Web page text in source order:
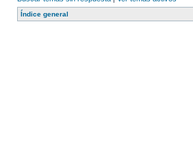
Índice general